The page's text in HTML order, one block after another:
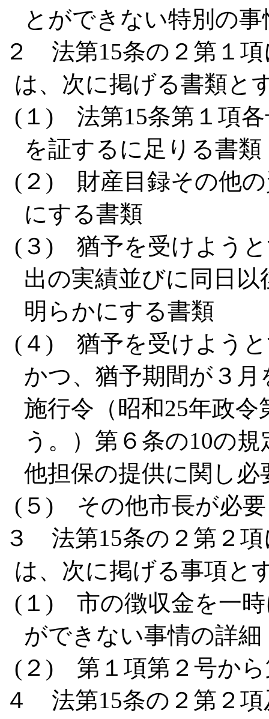
とができない特別の
２ 法第15条の２第１
は、次に掲げる書類と
(１) 法第15条第１項
を証するに足りる書類
(２) 財産目録その他の
にする書類
(３) 猶予を受けようと
出の実績並びに同日
明らかにする書類
(４) 猶予を受けようと
かつ、猶予期間が３
施行令（昭和25年政
う。）第６条の10の
他担保の提供に関し必
(５) その他市長が必要
３ 法第15条の２第２
は、次に掲げる事項と
(１) 市の徴収金を一時
ができない事情の詳細
(２) 第１項第２号から
４ 法第15条の２第２